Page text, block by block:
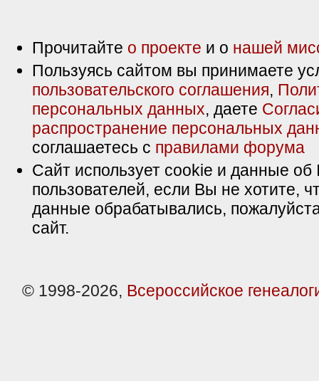
Прочитайте о проекте и о нашей
Пользуясь сайтом вы принимаете
пользовательского соглашения,
персональных данных, даете
распространение персональных
соглашаетесь с правилами форума
Сайт использует cookie и данные об
пользователей, если Вы не хотите,
данные обрабатывались,
сайт.
© 1998-2026, Всероссийское